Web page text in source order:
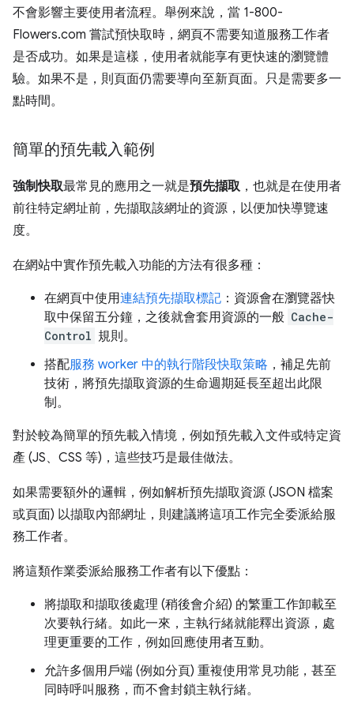
不會影響主要使用者流程。舉例來說，當 1-800-
Flowers.com 嘗試預快取時，網頁不需要知道服務工作者
是否成功。如果是這樣，使用者就能享有更快速的瀏覽體
驗。如果不是，則頁面仍需要導向至新頁面。只是需要多一
點時間。
簡單的預先載入範例
強制快取最常見的應用之一就是預先擷取，也就是在使用者
前往特定網址前，先擷取該網址的資源，以便加快導覽速
度。
在網站中實作預先載入功能的方法有很多種：
在網頁中使用連結預先擷取標記 ：資源會在瀏覽器快
取中保留五分鐘，之後就會套用資源的一般 Cache-
Control 規則。
搭配服務 worker 中的執行階段快取策略 ，補足先前
技術，將預先擷取資源的生命週期延長至超出此限
制。
對於較為簡單的預先載入情境，例如預先載入文件或特定資
產 (JS、CSS 等)，這些技巧是最佳做法。
如果需要額外的邏輯，例如解析預先擷取資源 (JSON 檔案
或頁面) 以擷取內部網址，則建議將這項工作完全委派給服
務工作者。
將這類作業委派給服務工作者有以下優點：
將擷取和擷取後處理 (稍後會介紹) 的繁重工作卸載至
次要執行緒。如此一來，主執行緒就能釋出資源，處
理更重要的工作，例如回應使用者互動。
允許多個用戶端 (例如分頁) 重複使用常見功能，甚至
同時呼叫服務，而不會封鎖主執行緒。